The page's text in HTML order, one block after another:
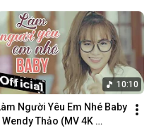
10:10
Người Yêu Em Nhé Baby
Wendy Thảo (MV 4K